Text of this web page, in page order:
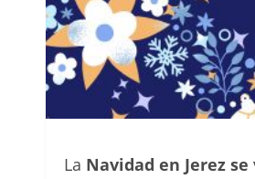
La Navidad en Jerez